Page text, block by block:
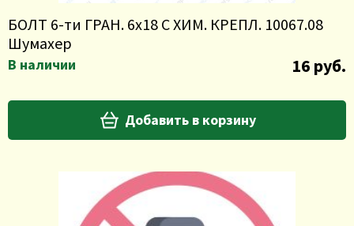
БОЛТ 6-ти ГРАН. 6х18 С ХИМ. КРЕПЛ. 10067.08
Шумахер
В наличии 16 руб.
Добавить в корзину